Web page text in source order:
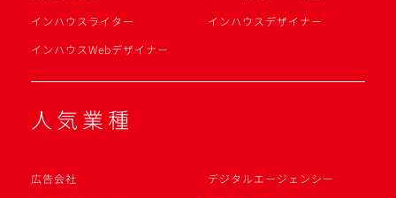
インハウスライター
インハウスデザイナー
インハウスWebデザイナー
人気業種
広告会社
デジタルエージェンシー